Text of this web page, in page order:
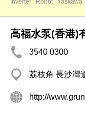
Inverter
Robot Yaskawa
高福水泵(香港)
3540 0300
荔枝角 長沙灣
http://